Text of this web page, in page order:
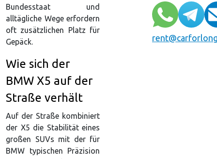
Bundesstaat und
alltägliche Wege erfordern
oft zusätzlichen Platz für
Gepäck.
Wie sich der
BMW X5 auf der
Straße verhält
Auf der Straße kombiniert
der X5 die Stabilität eines
großen SUVs mit der für
BMW typischen Präzision